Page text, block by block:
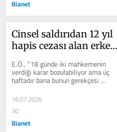
Bianet
Cinsel saldırıdan 12 yıl
hapis cezası alan erkek
E.Ö., “18 günde iki mahkemenin
verdiği karar bozulabiliyor ama üç
haftadır bana bunun gerekçesi
sunulmuyor. Tebliğnameye dair bir
evrak...
16.07.2026
30
Bianet